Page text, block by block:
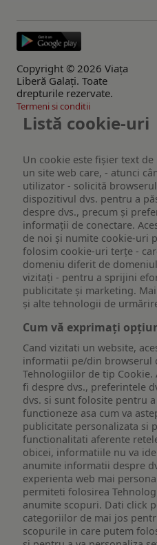
Copyright © 2026 Viaţa
Liberă Galaţi. Toate
drepturile rezervate.
Termeni si conditii
Listă cookie-uri
Un cookie este fişier text
un site web care, - atunci
utilizator - solicită
dispozitivul dvs. pentru a
despre dvs., precum și
informații de conectare.
de noi și numite cookie-uri
folosim cookie-uri terțe -
domeniu diferit de
vizitați - pentru a sprijini
publicitate și marketing.
și alte tehnologii de
Cum vă exprimați
Cand vizitati un website,
informatii pe/din browserul
Tehnologiilor de tip
fi despre dvs., preferintele
dvs. si sunt folosite pentru
functioneze asa cum va
publicitate personalizata si
functionalitati aferente
obicei, informatiile nu va
anumite informatii despre
experienta web mai
permiteti folosirea
anumite scopuri. Dati click
categoriilor de mai jos
scopurile in care putem